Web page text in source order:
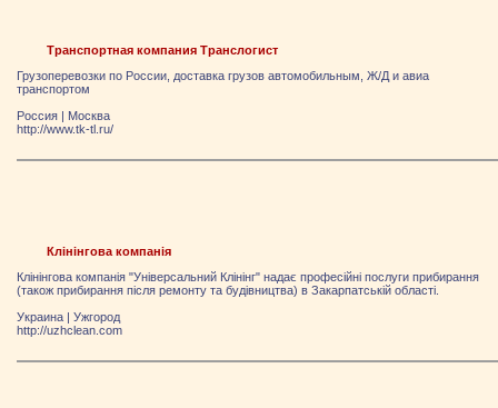
Транспортная компания Транслогист
Грузоперевозки по России, доставка грузов автомобильным, Ж/Д и авиа
транспортом
Россия | Москва
http://www.tk-tl.ru/
Клінінгова компанія
Клінінгова компанія "Універсальний Клінінг" надає професійні послуги прибирання
(також прибирання після ремонту та будівництва) в Закарпатській області.
Украина | Ужгород
http://uzhclean.com